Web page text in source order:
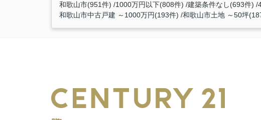
和歌山市(951件) 1000万円以下(808件) 建築条件なし(693件)
和歌山市中古戸建 ～1000万円(193件) 和歌山市土地 ～50坪